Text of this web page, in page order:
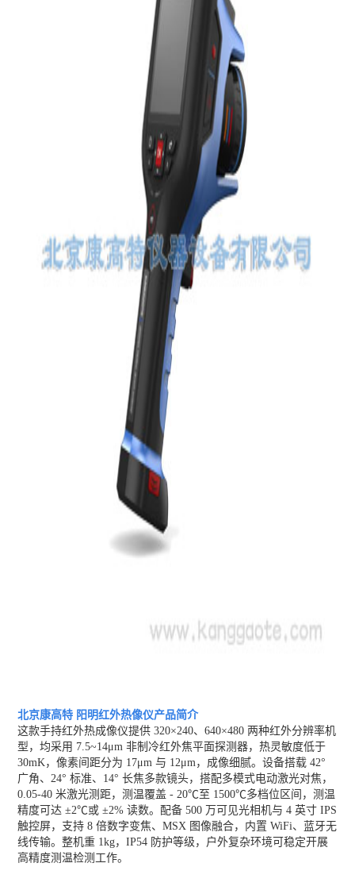
北京康高特 阳明红外热像仪产品简介
这款手持红外热成像仪提供 320×240、640×480 两种红外分辨率机
型，均采用 7.5~14μm 非制冷红外焦平面探测器，热灵敏度低于
30mK，像素间距分为 17μm 与 12μm，成像细腻。设备搭载 42°
广角、24° 标准、14° 长焦多款镜头，搭配多模式电动激光对焦，
0.05-40 米激光测距，测温覆盖 - 20℃至 1500℃多档位区间，测温
精度可达 ±2℃或 ±2% 读数。配备 500 万可见光相机与 4 英寸 IPS
触控屏，支持 8 倍数字变焦、MSX 图像融合，内置 WiFi、蓝牙无
线传输。整机重 1kg，IP54 防护等级，户外复杂环境可稳定开展
高精度测温检测工作。